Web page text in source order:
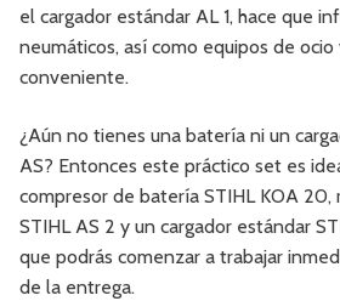
el cargador estándar AL 1, hace que
neumáticos, así como equipos de
conveniente.
¿Aún no tienes una batería ni un
AS? Entonces este práctico set es
compresor de batería STIHL KOA 20,
STIHL AS 2 y un cargador estándar
que podrás comenzar a trabajar
de la entrega.